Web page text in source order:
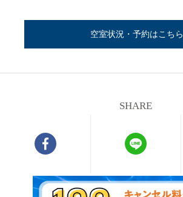
空室状況・予約はこちら
SHARE